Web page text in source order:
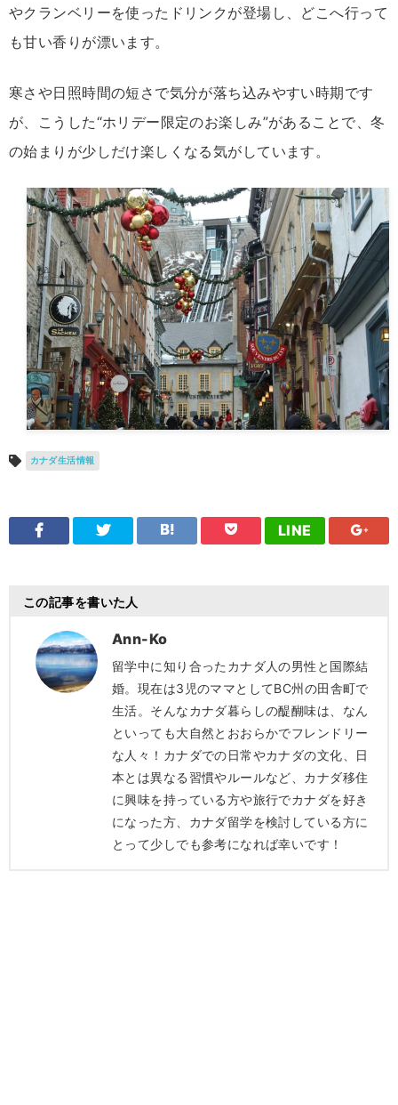
やクランベリーを使ったドリンクが登場し、どこへ行って
も甘い香りが漂います。
寒さや日照時間の短さで気分が落ち込みやすい時期です
が、こうした“ホリデー限定のお楽しみ”があることで、冬
の始まりが少しだけ楽しくなる気がしています。
カナダ生活情報
LINE
この記事を書いた人
Ann-Ko
留学中に知り合ったカナダ人の男性と国際結
婚。現在は3児のママとしてBC州の田舎町で
生活。そんなカナダ暮らしの醍醐味は、なん
といっても大自然とおおらかでフレンドリー
な人々！カナダでの日常やカナダの文化、日
本とは異なる習慣やルールなど、カナダ移住
に興味を持っている方や旅行でカナダを好き
になった方、カナダ留学を検討している方に
とって少しでも参考になれば幸いです！